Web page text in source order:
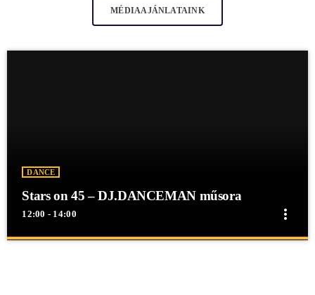
MÉDIAAJÁNLATAINK
DANCE
Stars on 45 – DJ.DANCEMAN műsora
12:00 - 14:00 more_vert